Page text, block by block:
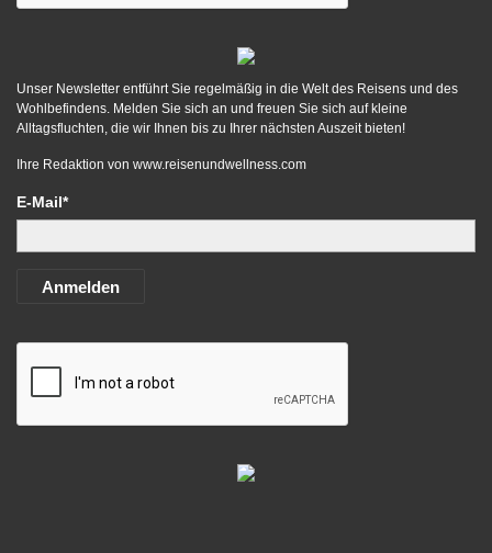
Unser Newsletter entführt Sie regelmäßig in die Welt des Reisens und des
Wohlbefindens. Melden Sie sich an und freuen Sie sich auf kleine
Alltagsfluchten, die wir Ihnen bis zu Ihrer nächsten Auszeit bieten!
Ihre Redaktion von www.reisenundwellness.com
E-Mail*
Anmelden